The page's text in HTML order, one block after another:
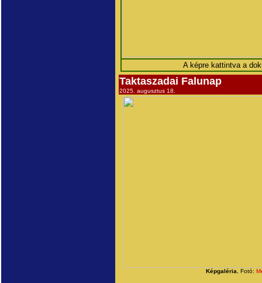
A képre kattintva a
Taktaszadai Falunap
2025. augusztus 18.
Képgaléria , Fotó: